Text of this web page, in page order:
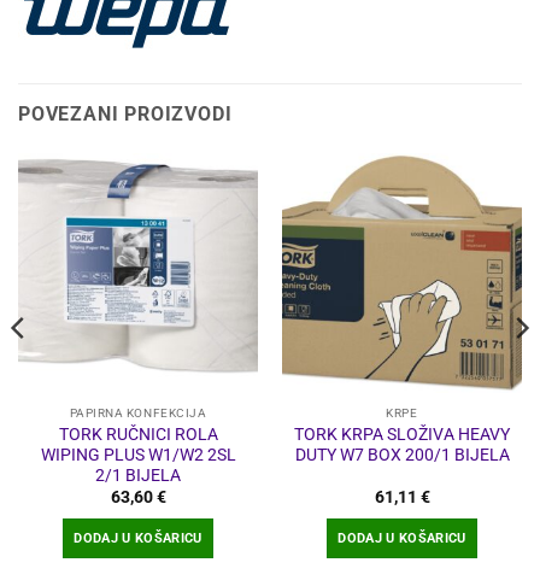
POVEZANI PROIZVODI
PAPIRNA KONFEKCIJA
TORK RUČNICI ROLA
WIPING PLUS W1/W2 2SL
2/1 BIJELA
63,60€
DODAJ U KOŠARICU
KRPE
TORK KRPA SLOŽIVA HEAVY
DUTY W7 BOX 200/1 BIJELA
61,11 €
DODAJ U KOŠARICU